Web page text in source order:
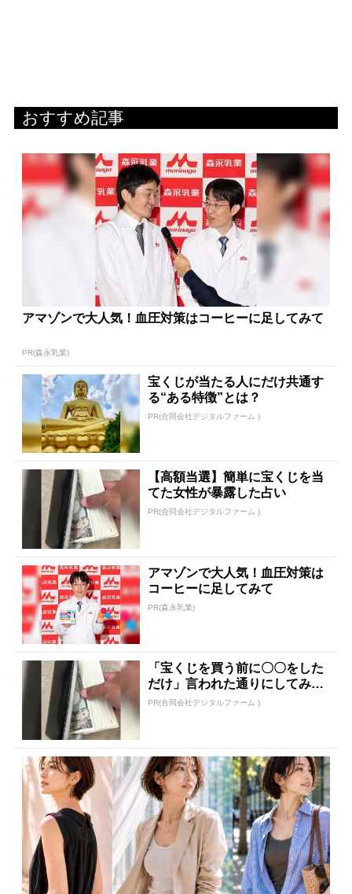
おすすめ記事
アマゾンで大人気！血圧対策はコーヒーに足してみて
PR(森永乳業)
宝くじが当たる人にだけ共通す
る“ある特徴”とは？
PR(合同会社デジタルファーム )
【高額当選】簡単に宝くじを当
てた女性が暴露した占い
PR(合同会社デジタルファーム )
アマゾンで大人気！血圧対策は
コーヒーに足してみて
PR(森永乳業)
「宝くじを買う前に〇〇をした
だけ」言われた通りにしてみた
ら…
PR(合同会社デジタルファーム )